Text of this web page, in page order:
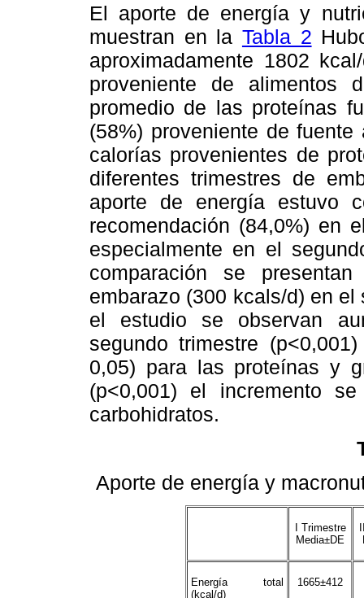
El aporte de energía y
muestran en la Tabla 2
aproximadamente 1802
proveniente de alimentos
promedio de las proteínas
(58%) proveniente de
calorías provenientes de
diferentes trimestres de
aporte de energía estuvo
recomendación (84,0%) en
especialmente en el
comparación se
embarazo (300 kcals/d) en
el estudio se observan
segundo trimestre
0,05) para las proteínas y
(p<0,001) el incremento
carbohidratos.
Aporte de energía y
I Trimestre
Media±DE
Energía total
(kcal/d)
1665±412